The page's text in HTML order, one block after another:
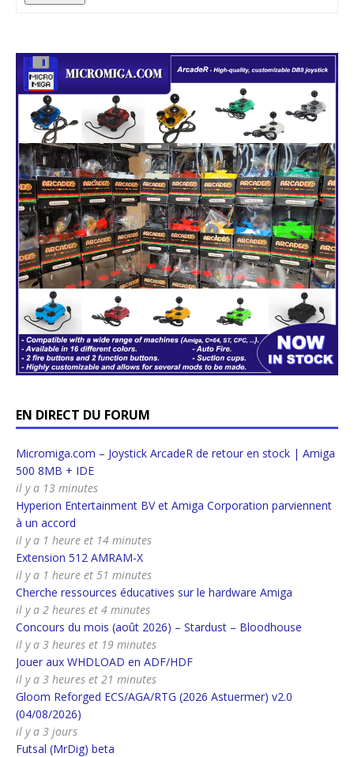
EN DIRECT DU FORUM
Micromiga.com – Joystick ArcadeR de retour en stock | Amiga
500 8MB + IDE
il y a 13 minutes
Hyperion Entertainment BV et Amiga Corporation parviennent
à un accord
il y a 1 heure et 14 minutes
Extension 512 AMRAM-X
il y a 1 heure et 51 minutes
Cherche ressources éducatives sur le hardware Amiga
il y a 2 heures et 4 minutes
Concours du mois (août 2026) – Stardust – Bloodhouse
il y a 3 heures et 19 minutes
Jouer aux WHDLOAD en ADF/HDF
il y a 3 heures et 21 minutes
Gloom Reforged ECS/AGA/RTG (2026 Astuermer) v2.0
(04/08/2026)
il y a 3 jours
Futsal (MrDig) beta